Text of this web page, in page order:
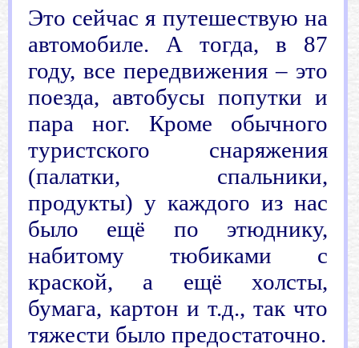
Это сейчас я путешествую на
автомобиле. А тогда, в 87
году, все передвижения – это
поезда, автобусы попутки и
пара ног. Кроме обычного
туристского снаряжения
(палатки, спальники,
продукты) у каждого из нас
было ещё по этюднику,
набитому тюбиками с
краской, а ещё холсты,
бумага, картон и т.д., так что
тяжести было предостаточно.